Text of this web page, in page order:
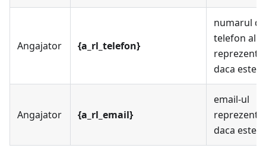
Angajator {a_rl_telefon}
numarul de
telefon al
daca este
Angajator {a_rl_email}
email-ul
daca este